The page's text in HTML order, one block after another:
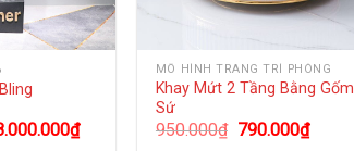
₫
MÔ HÌNH TRANG TRÍ PHÒNG
Khay Mứt 2 Tầng Bằng Gốm
Sứ
950.000₫ 790.000₫